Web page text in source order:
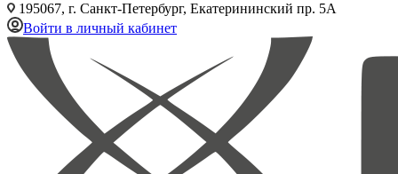
195067, г. Санкт-Петербург, Екатерининский пр. 5А
Войти в личный кабинет